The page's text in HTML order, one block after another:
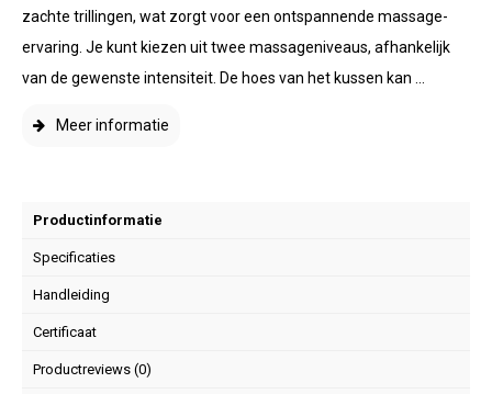
zachte trillingen, wat zorgt voor een ontspannende massage-
ervaring. Je kunt kiezen uit twee massageniveaus, afhankelijk
van de gewenste intensiteit. De hoes van het kussen kan ...
Meer informatie
Productinformatie
Specificaties
Handleiding
Certificaat
Productreviews (0)